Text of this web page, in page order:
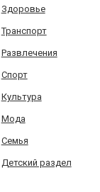
Здоровье
Транспорт
Развлечения
Спорт
Культура
Мода
Семья
Детский раздел